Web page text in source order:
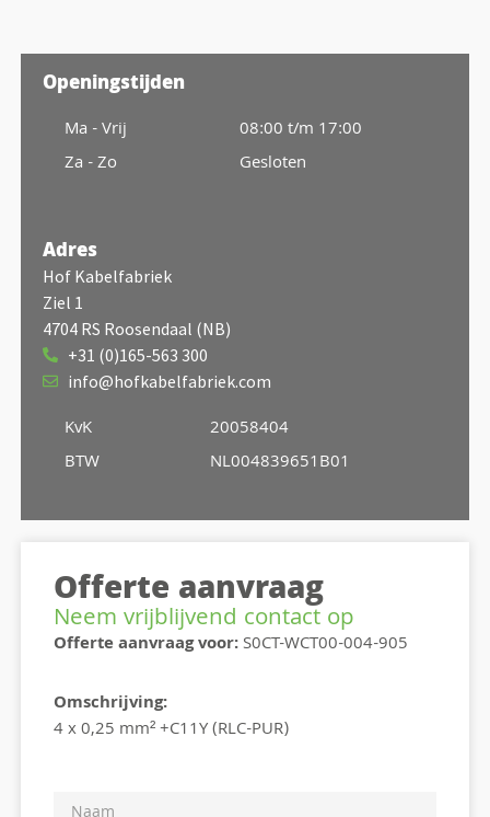
Openingstijden
Ma - Vrij
Za - Zo
08:00 t/m 17:00
Gesloten
Adres
Hof Kabelfabriek
Ziel 1
4704 RS Roosendaal (NB)
+31 (0)165-563 300
info@hofkabelfabriek.com
KvK
BTW
20058404
NL004839651B01
Offerte aanvraag
Neem vrijblijvend contact op
Offerte aanvraag voor:S0CT-WCT00-004-905
Omschrijving:
4 x 0,25 mm² +C11Y (RLC-PUR)